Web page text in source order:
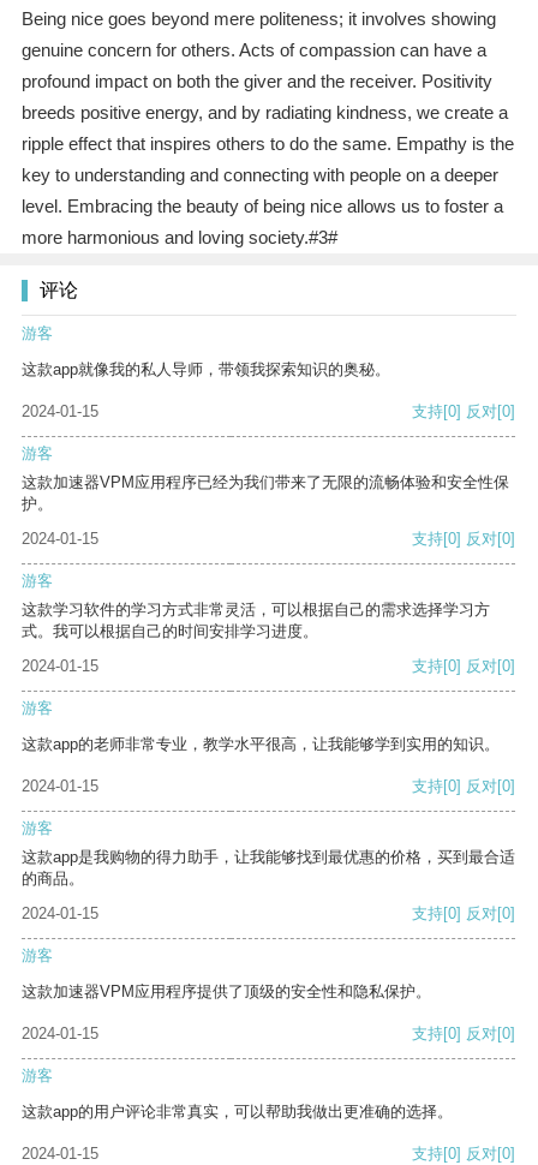
Being nice goes beyond mere politeness; it involves showing
genuine concern for others. Acts of compassion can have a
profound impact on both the giver and the receiver. Positivity
breeds positive energy, and by radiating kindness, we create a
ripple effect that inspires others to do the same. Empathy is the
key to understanding and connecting with people on a deeper
level. Embracing the beauty of being nice allows us to foster a
more harmonious and loving society.#3#
评论
游客
这款app就像我的私人导师，带领我探索知识的奥秘。
2024-01-15 支持[0] 反对[0]
游客
这款加速器VPM应用程序已经为我们带来了无限的流畅体验和安全性保
护。
2024-01-15
支持[0] 反对[0]
游客
这款学习软件的学习方式非常灵活，可以根据自己的需求选择学习方
式。我可以根据自己的时间安排学习进度。
2024-01-15
支持[0] 反对[0]
游客
这款app的老师非常专业，教学水平很高，让我能够学到实用的知识。
2024-01-15 支持[0] 反对[0]
游客
这款app是我购物的得力助手，让我能够找到最优惠的价格，买到最合适
的商品。
2024-01-15
支持[0] 反对[0]
游客
这款加速器VPM应用程序提供了顶级的安全性和隐私保护。
2024-01-15 支持[0] 反对[0]
游客
这款app的用户评论非常真实，可以帮助我做出更准确的选择。
2024-01-15 支持[0] 反对[0]